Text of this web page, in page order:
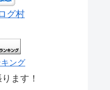
グ村
ング
ます！